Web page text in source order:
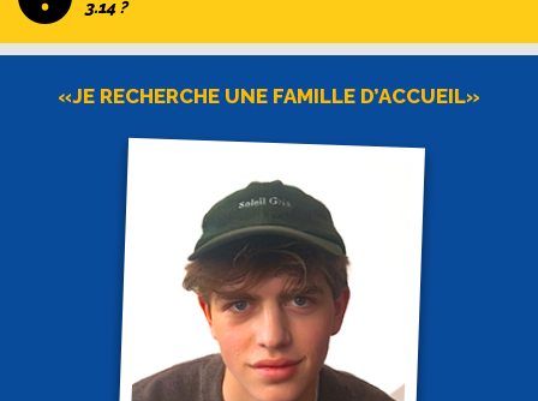
3.14 ?
«JE RECHERCHE UNE FAMILLE D’ACCUEIL»